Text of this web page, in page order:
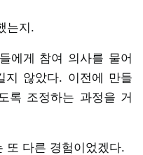
는지.
에게 참여 의사를 물어
지 않았다. 이전에 만들
록 조정하는 과정을 거
또 다른 경험이었겠다.